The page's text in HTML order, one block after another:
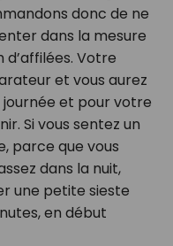
donc de ne
dans la mesure
d’affilées. Votre
et vous aurez
et pour votre
Si vous sentez un
parce que vous
dans la nuit,
une petite sieste
en début